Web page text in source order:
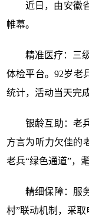
近日，由安徽
帷幕。
精准医疗：三
体检平台。92岁老
统计，活动当天完
银龄互助：老
方言为听力欠佳的
老兵“绿色通道”，
精细保障：服
村”联动机制，采